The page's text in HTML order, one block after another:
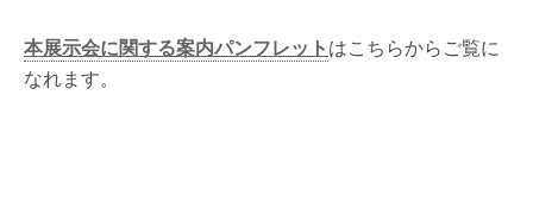
本展示会に関する案内パンフレットはこちらからご覧に
なれます。